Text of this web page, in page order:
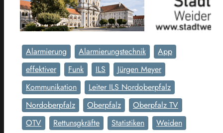
Alarmierung Alarmierungstechnik
App
effektiver
Funk ILS
Jürgen Meyer
Kommunikation
Leiter ILS Nordoberpfalz
Nordoberpfalz
Oberpfalz
Oberpfalz TV
OTV
Rettunsgkräfte Statistiken Weiden